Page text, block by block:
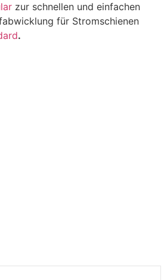
zur schnellen und einfachen
für Stromschienen
.